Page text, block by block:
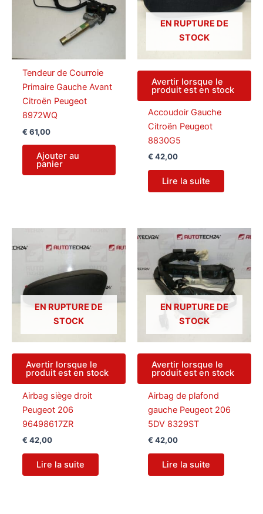
Tendeur de Courroie
Primaire Gauche Avant
Citroën Peugeot
8972WQ
€ 61,00
Ajouter au
panier
EN RUPTURE DE
STOCK
Avertir lorsque le
produit est en stock
Accoudoir Gauche
Citroën Peugeot
8830G5
€ 42,00
Lire la suite
EN RUPTURE DE
STOCK
Avertir lorsque le
produit est en stock
Airbag siège droit
Peugeot 206
96498617ZR
€ 42,00
Lire la suite
EN RUPTURE DE
STOCK
Avertir lorsque le
produit est en stock
Airbag de plafond
gauche Peugeot 206
5DV 8329ST
€ 42,00
Lire la suite